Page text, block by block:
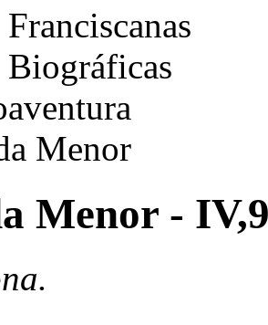
Biográficas
Menor
Menor -